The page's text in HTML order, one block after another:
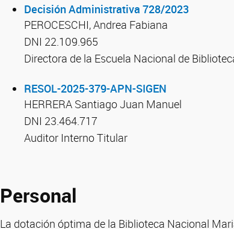
Decisión Administrativa 728/2023
PEROCESCHI, Andrea Fabiana
DNI 22.109.965
Directora de la Escuela Nacional de
RESOL-2025-379-APN-SIGEN
HERRERA Santiago Juan Manuel
DNI 23.464.717
Auditor Interno Titular
Personal
La dotación óptima de la Biblioteca Nacional